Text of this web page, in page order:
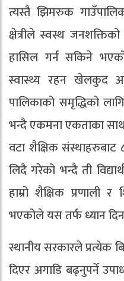
त्यस्तै झिमरुक
क्षेत्रीले स्वस्थ
हासिल गर्न सकिने
स्वास्थ्य रहन खेलकुद
पालिकाको समृद्धिको
भन्दै एकमना एकताका साथ
वटा शैक्षिक संस्थाहरुबाट ८
लिदै गरेको भन्दै ती
हाम्रो शैक्षिक प्रणाली
भएकोले यस तर्फ ध्यान
स्थानीय सरकारले प्रत्येक
दिएर अगाडि बढ्नुपर्ने